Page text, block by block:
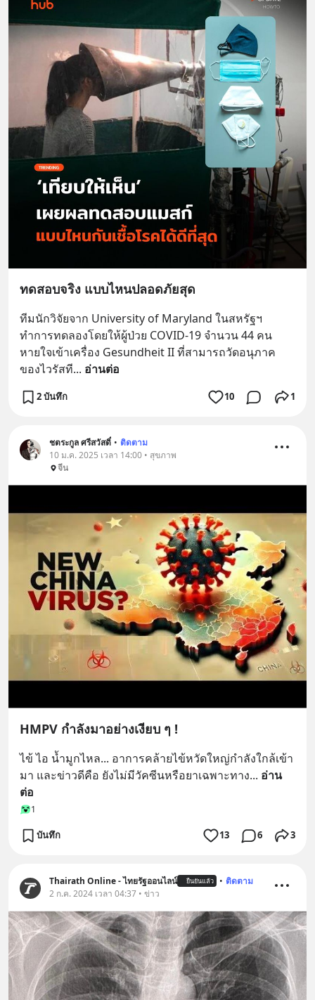
ทดสอบจริง แบบไหนปลอดภัยสุด
ทีมนักวิจัยจาก University of Maryland ในสหรัฐฯ
ทำการทดลองโดยให้ผู้ป่วย COVID-19 จำนวน 44 คน
หายใจเข้าเครื่อง Gesundheit II ที่สามารถวัดอนุภาค
ของไวรัสที... อ่านต่อ
2 บันทึก 10 1
ชตระกูล ศรีสวัสดิ์ • ติดตาม
10 ม.ค. 2025 เวลา 14:00 • สุขภาพ
จีน
HMPV กำลังมาอย่างเงียบ ๆ !
ไข้ ไอ น้ำมูกไหล... อาการคล้ายไข้หวัดใหญ่กำลังใกล้เข้า
มา และข่าวดีคือ ยังไม่มีวัคซีนหรือยาเฉพาะทาง... อ่าน
ต่อ
1
บันทึก 13 6 3
Thairath Online - ไทยรัฐออนไลน์ ยืนยันแล้ว • ติดตาม
2 ก.ค. 2024 เวลา 04:37 • ข่าว